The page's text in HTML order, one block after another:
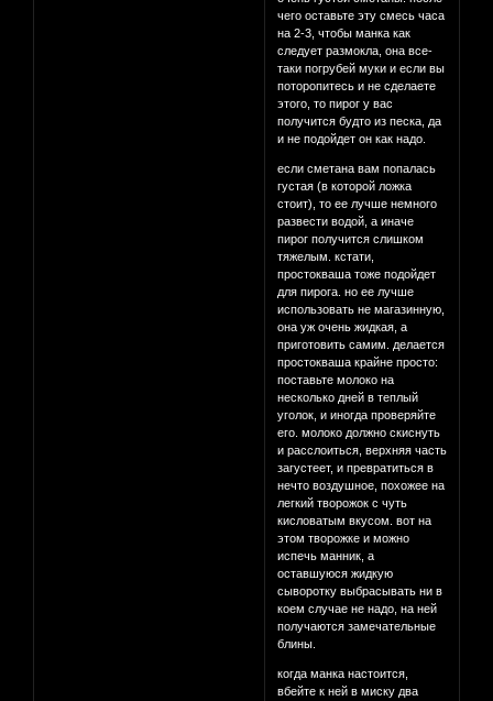
чего оставьте эту смесь часа
на 2-3, чтобы манка как
следует размокла, она все-
таки погрубей муки и если вы
поторопитесь и не сделаете
этого, то пирог у вас
получится будто из песка, да
и не подойдет он как надо.
если сметана вам попалась
густая (в которой ложка
стоит), то ее лучше немного
развести водой, а иначе
пирог получится слишком
тяжелым. кстати,
простокваша тоже подойдет
для пирога. но ее лучше
использовать не магазинную,
она уж очень жидкая, а
приготовить самим. делается
простокваша крайне просто:
поставьте молоко на
несколько дней в теплый
уголок, и иногда проверяйте
его. молоко должно скиснуть
и расслоиться, верхняя часть
загустеет, и превратиться в
нечто воздушное, похожее на
легкий творожок с чуть
кисловатым вкусом. вот на
этом творожке и можно
испечь манник, а
оставшуюся жидкую
сыворотку выбрасывать ни в
коем случае не надо, на ней
получаются замечательные
блины.
когда манка настоится,
вбейте к ней в миску два